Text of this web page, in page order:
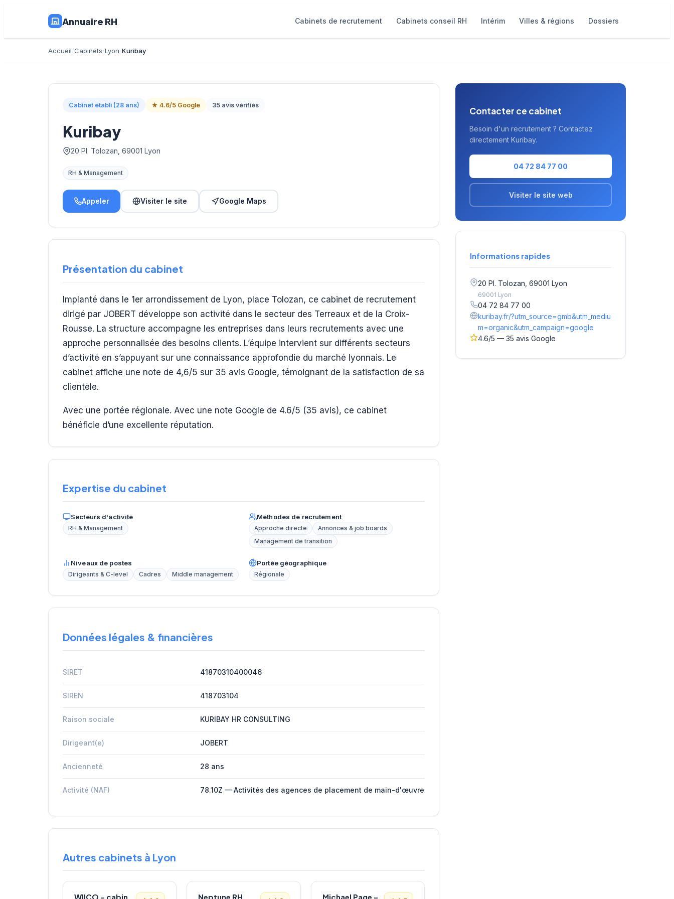
Annuaire RH Cabinets de recrutement Cabinets conseil RH Intérim Villes & régions Dossiers
Accueil Cabinets Lyon Kuribay
Cabinet établi (28 ans) ★ 4.6/5 Google 35 avis vérifiés
Kuribay
20 Pl. Tolozan, 69001 Lyon
RH & Management
Appeler Visiter le site Google Maps
Présentation du cabinet
Implanté dans le 1er arrondissement de Lyon, place Tolozan, ce cabinet de recrutement
dirigé par JOBERT développe son activité dans le secteur des Terreaux et de la Croix-
Rousse. La structure accompagne les entreprises dans leurs recrutements avec une
approche personnalisée des besoins clients. L’équipe intervient sur différents secteurs
d’activité en s’appuyant sur une connaissance approfondie du marché lyonnais. Le
cabinet affiche une note de 4,6/5 sur 35 avis Google, témoignant de la satisfaction de sa
clientèle.
Avec une portée régionale. Avec une note Google de 4.6/5 (35 avis), ce cabinet
bénéficie d’une excellente réputation.
Expertise du cabinet
Secteurs d'activité
RH & Management
Méthodes de recrutement
Approche directe
Annonces & job boards
Management de transition
Niveaux de postes
Dirigeants & C-level Cadres Middle management
Portée géographique
Régionale
Données légales & financières
SIRET 41870310400046
SIREN 418703104
Raison sociale KURIBAY HR CONSULTING
Dirigeant(e) JOBERT
Ancienneté 28 ans
Activité (NAF) 78.10Z — Activités des agences de placement de main-d'œuvre
Autres cabinets à Lyon
WIICO – cabinet de recrutement Neptune RH Michael Page – Cabinet de Recrutement Lyon
Contacter ce cabinet
Besoin d'un recrutement ? Contactez
directement Kuribay.
04 72 84 77 00
Visiter le site web
Informations rapides
20 Pl. Tolozan, 69001 Lyon
69001 Lyon
04 72 84 77 00
kuribay.fr/?utm_source=gmb&utm_mediu
m=organic&utm_campaign=google
4.6/5 — 35 avis Google